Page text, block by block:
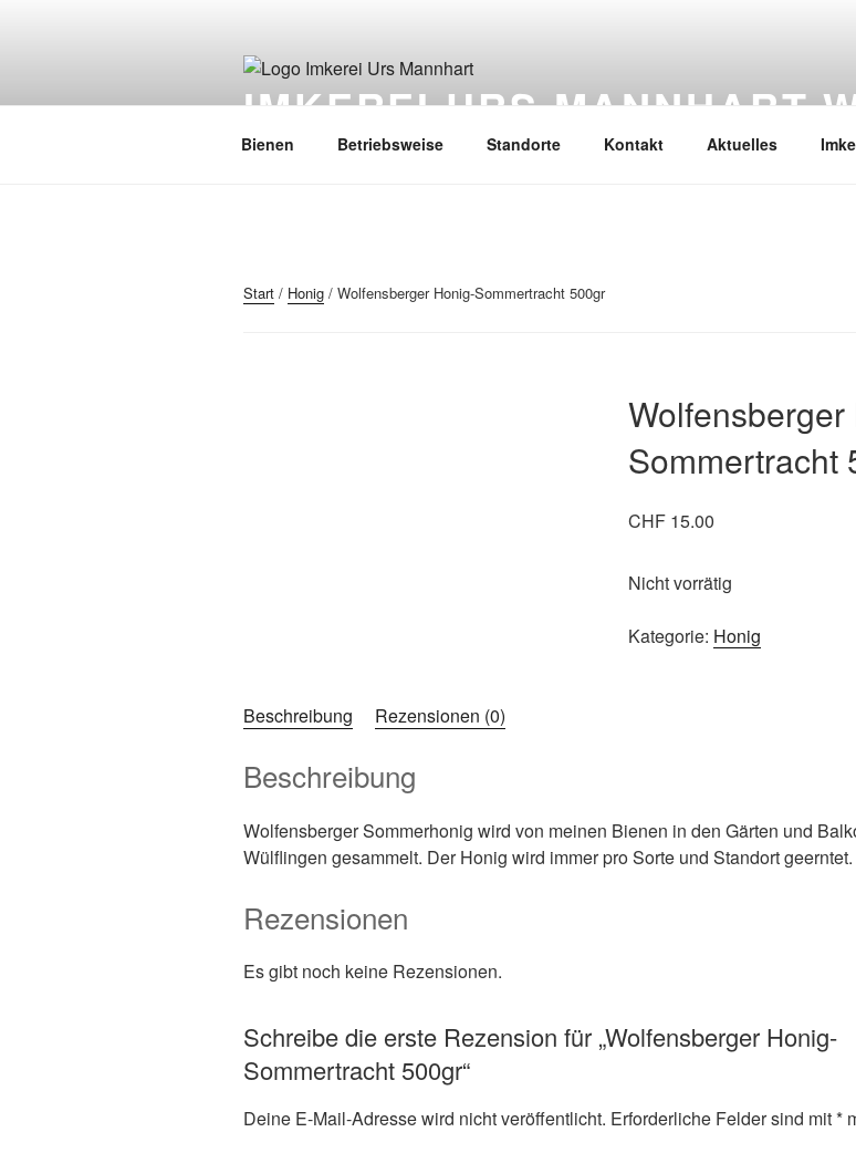
IMKEREI URS MANNHART
Bienen Betriebsweise Standorte Kontakt Aktuelles
Start / Honig / Wolfensberger Honig-Sommertracht 500gr
Wolfensberger
Sommertracht
CHF15.00
Nicht vorrätig
Kategorie: Honig
Beschreibung Rezensionen (0)
Beschreibung
Wolfensberger Sommerhonig wird von meinen Bienen in den Gärten und
Wülflingen gesammelt. Der Honig wird immer pro Sorte und Standort geerntet.
Rezensionen
Es gibt noch keine Rezensionen.
Schreibe die erste Rezension für „Wolfensberger Honig-
Sommertracht 500gr“
Deine E-Mail-Adresse wird nicht veröffentlicht. Erforderliche Felder sind mit*